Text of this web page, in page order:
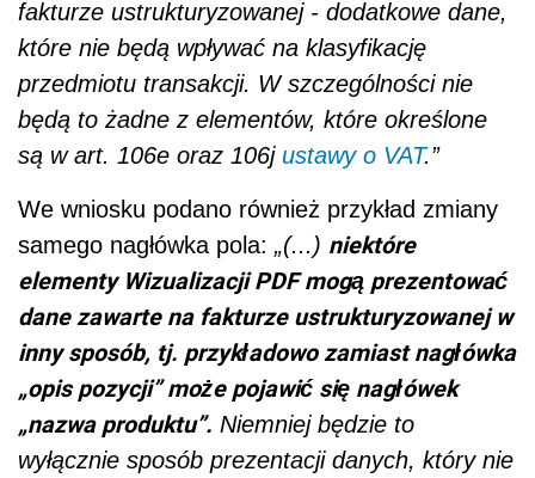
fakturze ustrukturyzowanej - dodatkowe dane,
które nie będą wpływać na klasyfikację
przedmiotu transakcji. W szczególności nie
będą to żadne z elementów, które określone
są w art. 106e oraz 106j ustawy o VAT.”
We wniosku podano również przykład zmiany
samego nagłówka pola: „(...) niektóre
elementy Wizualizacji PDF mogą prezentować
dane zawarte na fakturze ustrukturyzowanej w
inny sposób, tj. przykładowo zamiast nagłówka
„opis pozycji” może pojawić się nagłówek
„nazwa produktu”. Niemniej będzie to
wyłącznie sposób prezentacji danych, który nie